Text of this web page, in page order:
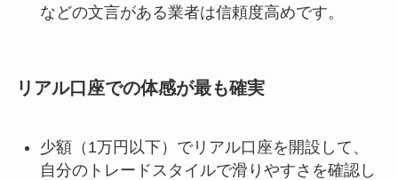
などの文言がある業者は信頼度高めです。
リアル口座での体感が最も確実
少額（1万円以下）でリアル口座を開設して、
自分のトレードスタイルで滑りやすさを確認し